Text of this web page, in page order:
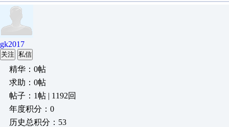
gk2017
关注 私信
精华：0帖
求助：0帖
帖子：1帖 | 1192回
年度积分：0
历史总积分：53